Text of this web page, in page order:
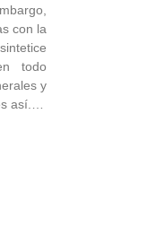
con la
todo
y
así.…